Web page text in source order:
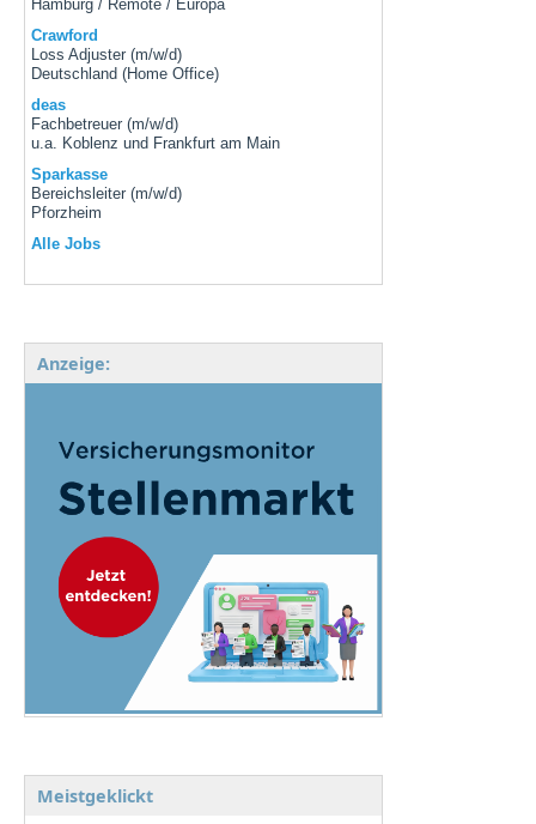
Hamburg / Remote / Europa
Crawford
Loss Adjuster (m/w/d)
Deutschland (Home Office)
deas
Fachbetreuer (m/w/d)
u.a. Koblenz und Frankfurt am Main
Sparkasse
Bereichsleiter (m/w/d)
Pforzheim
Alle Jobs
Anzeige:
Meistgeklickt